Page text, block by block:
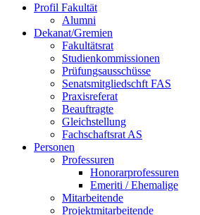
Profil Fakultät
Alumni
Dekanat/Gremien
Fakultätsrat
Studienkommissionen
Prüfungsausschüsse
Senatsmitgliedschft FAS
Praxisreferat
Beauftragte
Gleichstellung
Fachschaftsrat AS
Personen
Professuren
Honorarprofessuren
Emeriti / Ehemalige
Mitarbeitende
Projektmitarbeitende